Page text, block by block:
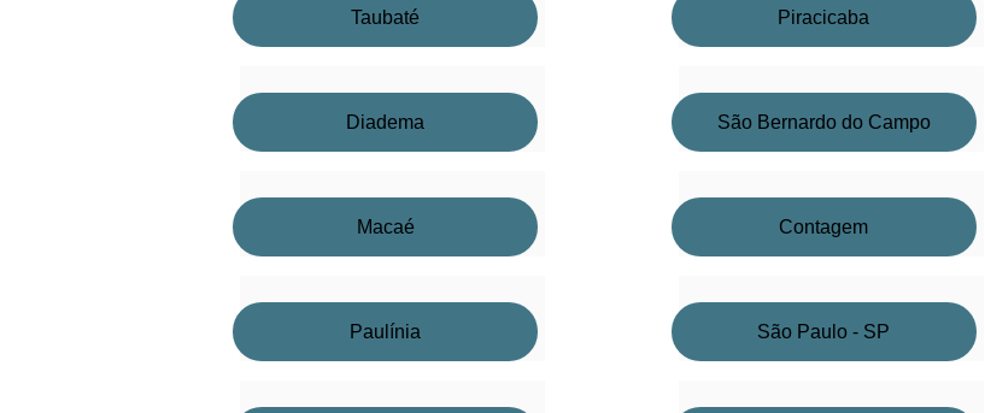
Taubaté
Diadema
Macaé
Paulínia
Piracicaba
São Bernardo do Campo
Contagem
São Paulo - SP